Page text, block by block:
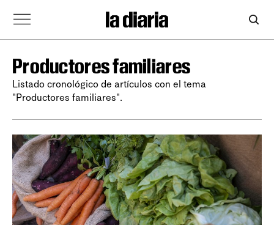
Productores familiares
Listado cronológico de artículos con el tema
"Productores familiares".